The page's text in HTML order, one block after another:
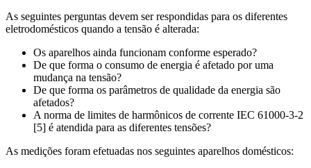
As seguintes perguntas devem ser respondidas para os diferentes
eletrodomésticos quando a tensão é alterada:
Os aparelhos ainda funcionam conforme esperado?
De que forma o consumo de energia é afetado por uma
mudança na tensão?
De que forma os parâmetros de qualidade da energia são
afetados?
A norma de limites de harmônicos de corrente IEC 61000-3-2
[5] é atendida para as diferentes tensões?
As medições foram efetuadas nos seguintes aparelhos domésticos: